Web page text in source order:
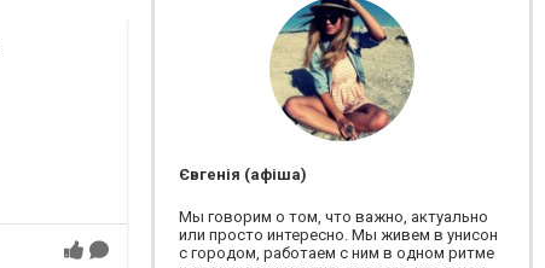
Євгенія (афіша)
Мы говорим о том, что важно, актуально
или просто интересно. Мы живем в унисон
с городом, работаем с ним в одном ритме